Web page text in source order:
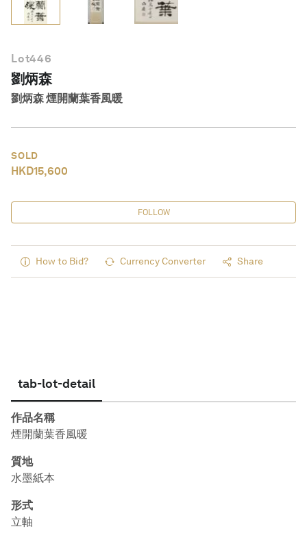
Lot446
劉炳森
劉炳森 煙開蘭葉香風暖
SOLD
HKD15,600
FOLLOW
How to Bid? Currency Converter Share
tab-lot-detail
作品名稱
煙開蘭葉香風暖
質地
水墨紙本
形式
立軸